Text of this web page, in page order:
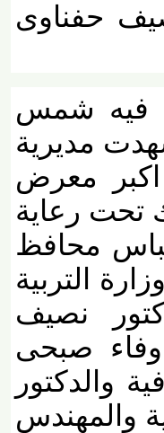
حفناوى
فيه شمس
مديرية
معرض
رعاية
محافظ
التربية
نصيف
صبحى
والدكتور
والمهندس